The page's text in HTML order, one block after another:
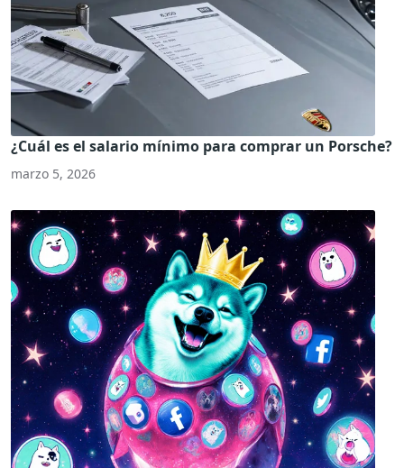
¿Cuál es el salario mínimo para comprar un Porsche?
marzo 5, 2026